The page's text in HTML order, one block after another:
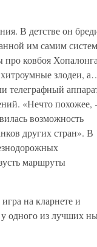
В детстве он
им самим
ковбоя Хопалонга
злодеи,
телеграфный
«Нечто похожее,
возможность
других стран». В
маршруты
на кларнете и
одного из лучших